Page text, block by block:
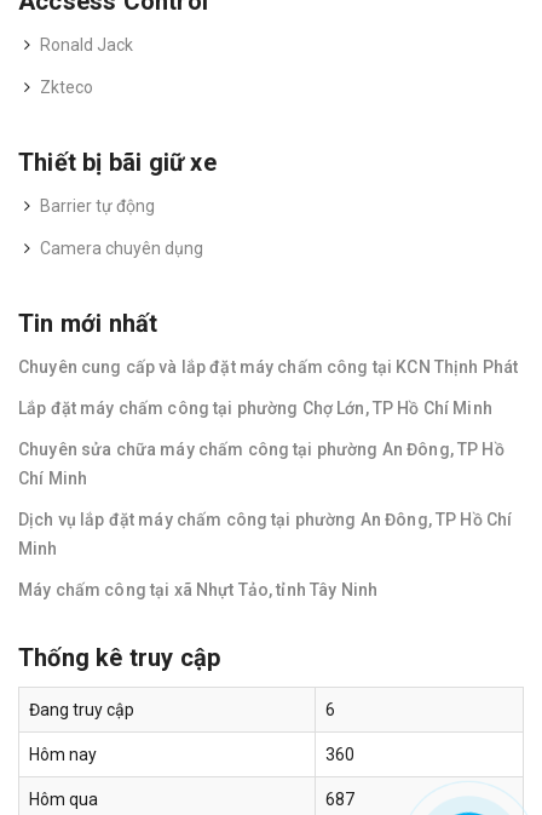
Ronald Jack
Zkteco
Thiết bị bãi giữ xe
Barrier tự động
Camera chuyên dụng
Tin mới nhất
Chuyên cung cấp và lắp đặt máy chấm công tại KCN Thịnh Phát
Lắp đặt máy chấm công tại phường Chợ Lớn, TP Hồ Chí Minh
Chuyên sửa chữa máy chấm công tại phường An Đông, TP Hồ
Chí Minh
Dịch vụ lắp đặt máy chấm công tại phường An Đông, TP Hồ Chí
Minh
Máy chấm công tại xã Nhựt Tảo, tỉnh Tây Ninh
Thống kê truy cập
Đang truy cập 6
Hôm nay 360
Hôm qua 687